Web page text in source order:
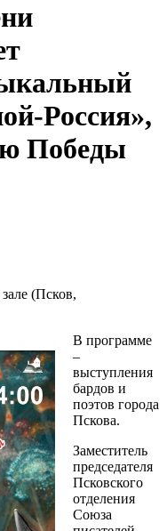
Россия»,
Победы
(Псков,
В программе
–
выступления
бардов и
поэтов города
Пскова.
Заместитель
председателя
Псковского
отделения
Союза